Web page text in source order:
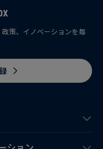
策、イノベーションを毎